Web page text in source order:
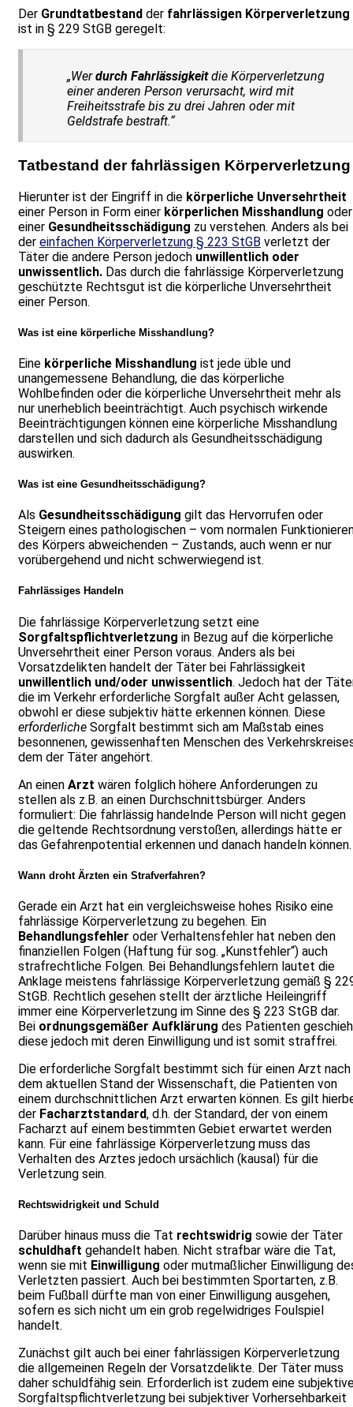
Der Grundtatbestand der fahrlässigen Körperverletzung
ist in § 229 StGB geregelt:
„Werdurch Fahrlässigkeitdie Körperverletzung
einer anderen Person verursacht, wird mit
Freiheitsstrafe bis zu drei Jahren oder mit
Geldstrafe bestraft.“
Tatbestand der fahrlässigen Körperverletzung
Hierunter ist der Eingriff in die körperliche Unversehrtheit
einer Person in Form einer körperlichen Misshandlung oder
einer Gesundheitsschädigung zu verstehen. Anders als bei
der einfachen Körperverletzung § 223 StGB verletzt der
Täter die andere Person jedoch unwillentlich oder
unwissentlich. Das durch die fahrlässige Körperverletzung
geschützte Rechtsgut ist die körperliche Unversehrtheit
einer Person.
Was ist eine körperliche Misshandlung?
Eine körperliche Misshandlung ist jede üble und
unangemessene Behandlung, die das körperliche
Wohlbefinden oder die körperliche Unversehrtheit mehr als
nur unerheblich beeinträchtigt. Auch psychisch wirkende
Beeinträchtigungen können eine körperliche Misshandlung
darstellen und sich dadurch als Gesundheitsschädigung
auswirken.
Was ist eine Gesundheitsschädigung?
Als Gesundheitsschädigung gilt das Hervorrufen oder
Steigern eines pathologischen – vom normalen
des Körpers abweichenden – Zustands, auch wenn er nur
vorübergehend und nicht schwerwiegend ist.
Fahrlässiges Handeln
Die fahrlässige Körperverletzung setzt eine
Sorgfaltspflichtverletzung in Bezug auf die körperliche
Unversehrtheit einer Person voraus. Anders als bei
Vorsatzdelikten handelt der Täter bei Fahrlässigkeit
unwillentlich und/oder unwissentlich. Jedoch hat der
die im Verkehr erforderliche Sorgfalt außer Acht gelassen,
obwohl er diese subjektiv hätte erkennen können. Diese
erforderliche Sorgfalt bestimmt sich am Maßstab eines
besonnenen, gewissenhaften Menschen des
dem der Täter angehört.
An einen Arzt wären folglich höhere Anforderungen zu
stellen als z.B. an einen Durchschnittsbürger. Anders
formuliert: Die fahrlässig handelnde Person will nicht gegen
die geltende Rechtsordnung verstoßen, allerdings hätte er
das Gefahrenpotential erkennen und danach handeln können.
Wann droht Ärzten ein Strafverfahren?
Gerade ein Arzt hat ein vergleichsweise hohes Risiko eine
fahrlässige Körperverletzung zu begehen. Ein
Behandlungsfehler oder Verhaltensfehler hat neben den
finanziellen Folgen (Haftung für sog. „Kunstfehler“) auch
strafrechtliche Folgen. Bei Behandlungsfehlern lautet die
Anklage meistens fahrlässige Körperverletzung gemäß §
StGB. Rechtlich gesehen stellt der ärztliche Heileingriff
immer eine Körperverletzung im Sinne des § 223 StGB dar.
Bei ordnungsgemäßer Aufklärung des Patienten
diese jedoch mit deren Einwilligung und ist somit straffrei.
Die erforderliche Sorgfalt bestimmt sich für einen Arzt nach
dem aktuellen Stand der Wissenschaft, die Patienten von
einem durchschnittlichen Arzt erwarten können. Es gilt
der Facharztstandard, d.h. der Standard, der von einem
Facharzt auf einem bestimmten Gebiet erwartet werden
kann. Für eine fahrlässige Körperverletzung muss das
Verhalten des Arztes jedoch ursächlich (kausal) für die
Verletzung sein.
Rechtswidrigkeit und Schuld
Darüber hinaus muss die Tat rechtswidrig sowie der Täter
schuldhaft gehandelt haben. Nicht strafbar wäre die Tat,
wenn sie mit Einwilligung oder mutmaßlicher Einwilligung
Verletzten passiert. Auch bei bestimmten Sportarten, z.B.
beim Fußball dürfte man von einer Einwilligung ausgehen,
sofern es sich nicht um ein grob regelwidriges Foulspiel
handelt.
Zunächst gilt auch bei einer fahrlässigen Körperverletzung
die allgemeinen Regeln der Vorsatzdelikte. Der Täter muss
daher schuldfähig sein. Erforderlich ist zudem eine
Sorgfaltspflichtverletzung bei subjektiver Vorhersehbarkeit